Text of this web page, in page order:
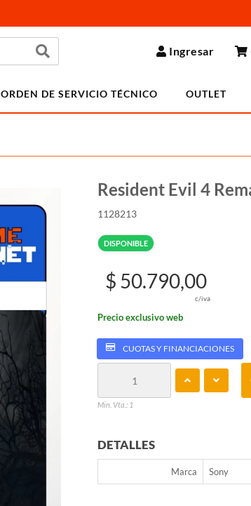
Ingresar
DE SERVICIO TÉCNICO OUTLET
Resident Evil 4
1128213
DISPONIBLE
$ 50.790,00
c/iva
Precio exclusivo web
CUOTAS Y FINANCIACIONES
Min. Vta.: 1
DETALLES
Marca Sony